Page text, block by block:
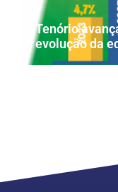
Tenório
evolução da